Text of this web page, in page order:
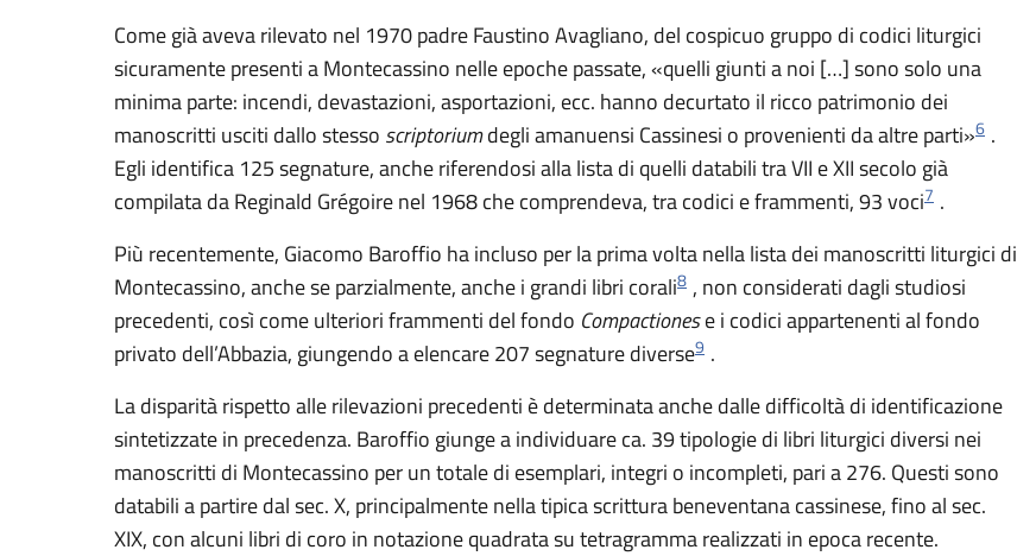
Come già aveva rilevato nel 1970 padre Faustino Avagliano, del cospicuo gruppo di codici liturgici
sicuramente presenti a Montecassino nelle epoche passate, «quelli giunti a noi […] sono solo una
minima parte: incendi, devastazioni, asportazioni, ecc. hanno decurtato il ricco patrimonio dei
manoscritti usciti dallo stesso scriptoriumdegli amanuensi Cassinesi o provenienti da altre parti»6 .
Egli identifica 125 segnature, anche riferendosi alla lista di quelli databili tra VII e XII secolo già
compilata da Reginald Grégoire nel 1968 che comprendeva, tra codici e frammenti, 93 voci7 .
Più recentemente, Giacomo Baroffio ha incluso per la prima volta nella lista dei manoscritti liturgici di
Montecassino, anche se parzialmente, anche i grandi libri corali8 , non considerati dagli studiosi
precedenti, così come ulteriori frammenti del fondo Compactionese i codici appartenenti al fondo
privato dell’Abbazia, giungendo a elencare 207 segnature diverse9 .
La disparità rispetto alle rilevazioni precedenti è determinata anche dalle difficoltà di identificazione
sintetizzate in precedenza. Baroffio giunge a individuare ca. 39 tipologie di libri liturgici diversi nei
manoscritti di Montecassino per un totale di esemplari, integri o incompleti, pari a 276. Questi sono
databili a partire dal sec. X, principalmente nella tipica scrittura beneventana cassinese, fino al sec.
XIX, con alcuni libri di coro in notazione quadrata su tetragramma realizzati in epoca recente.